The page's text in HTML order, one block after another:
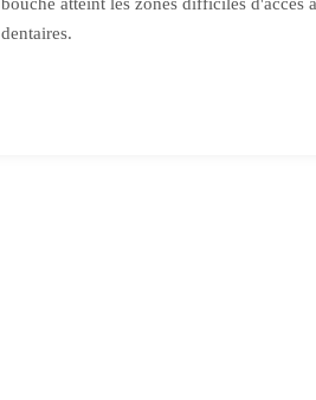
bouche atteint les zones difficiles d'accès
dentaires.